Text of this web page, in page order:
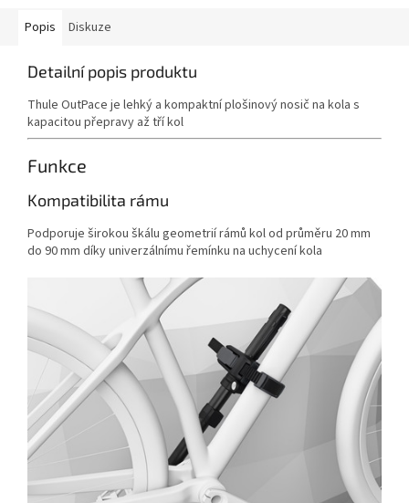
Popis Diskuze
Detailní popis produktu
Thule OutPace je lehký a kompaktní plošinový nosič na kola s
kapacitou přepravy až tří kol
Funkce
Kompatibilita rámu
Podporuje širokou škálu geometrií rámů kol od průměru 20 mm
do 90 mm díky univerzálnímu řemínku na uchycení kola